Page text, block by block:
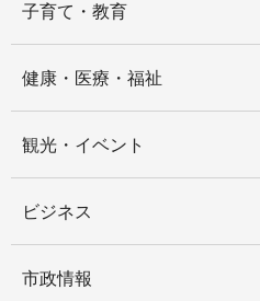
子育て・教育
健康・医療・福祉
観光・イベント
ビジネス
市政情報